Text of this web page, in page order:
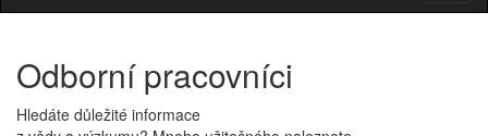
Odborní pracovníci
Hledáte důležité informace